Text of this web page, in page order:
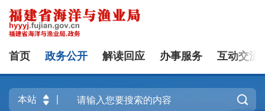
首页 政务公开 解读回应 办事服务 互动交流
